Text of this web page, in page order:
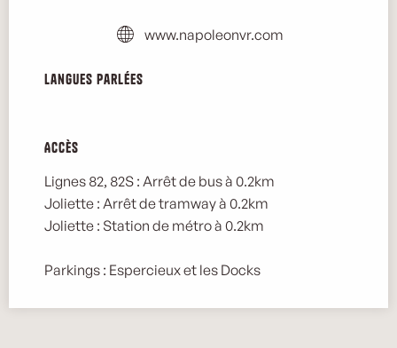
www.napoleonvr.com
Langues parlées
Langues parlées
Accès
Accès
Lignes 82, 82S : Arrêt de bus à 0.2km
Joliette : Arrêt de tramway à 0.2km
Joliette : Station de métro à 0.2km
Parkings : Espercieux et les Docks